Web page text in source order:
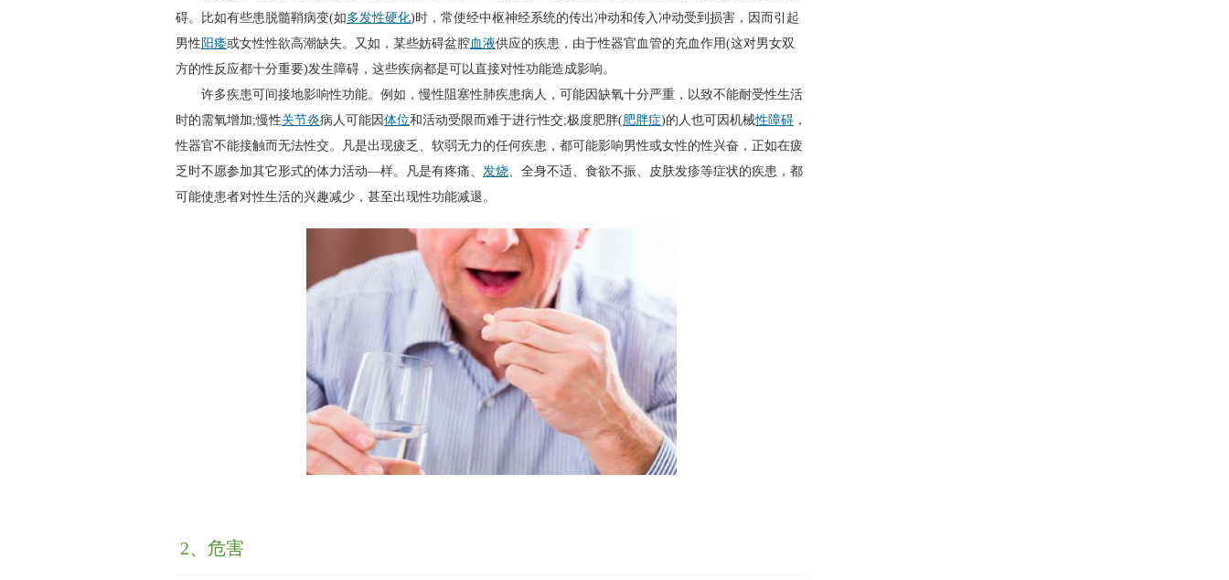
碍。比如有些患脱髓鞘病变(如多发性硬化)时，常使经中枢神经系统的传出冲动和传入冲动受到损害，因而引起
男性 阳痿或女性性欲高潮缺失。又如，某些妨碍盆腔血液供应的疾患，由于性器官血管的充血作用(这对男女双
方的性反应都十分重要)发生障碍，这些疾病都是可以直接对性功能造成影响。
许多疾患可间接地影响性功能。例如，慢性阻塞性肺疾患病人，可能因缺氧十分严重，以致不能耐受性生活
时的需氧增加;慢性关节炎病人可能因体位和活动受限而难于进行性交;极度肥胖(肥胖症)的人也可因机械性障碍 ，
性器官不能接触而无法性交。凡是出现疲乏、软弱无力的任何疾患，都可能影响男性或女性的性兴奋，正如在疲
乏时不愿参加其它形式的体力活动—样。凡是有疼痛、 发烧、全身不适、食欲不振、皮肤发疹等症状的疾患，都
可能使患者对性生活的兴趣减少，甚至出现性功能减退。
2、危害